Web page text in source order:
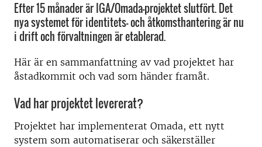
Efter 15 månader är IGA/Omada-projektet slutfört. Det
nya systemet för identitets- och åtkomsthantering är nu
i drift och förvaltningen är etablerad.
Här är en sammanfattning av vad projektet har
åstadkommit och vad som händer framåt.
Vad har projektet levererat?
Projektet har implementerat Omada, ett nytt
system som automatiserar och säkerställer